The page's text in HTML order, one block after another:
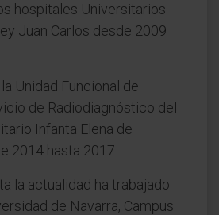
hospitales Universitarios
Juan Carlos desde 2009
Unidad Funcional de
de Radiodiagnóstico del
Infanta Elena de
2014 hasta 2017
la actualidad ha trabajado
de Navarra, Campus